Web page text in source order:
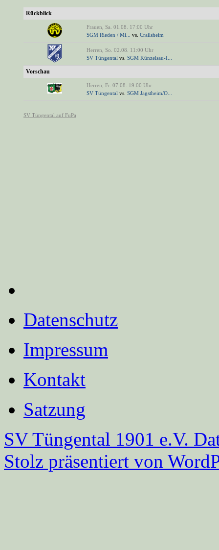
Datenschutz
Impressum
Kontakt
Satzung
SV Tüngental 1901 e.V.
Stolz präsentiert von